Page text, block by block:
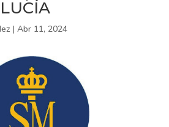
| Abr 11, 2024